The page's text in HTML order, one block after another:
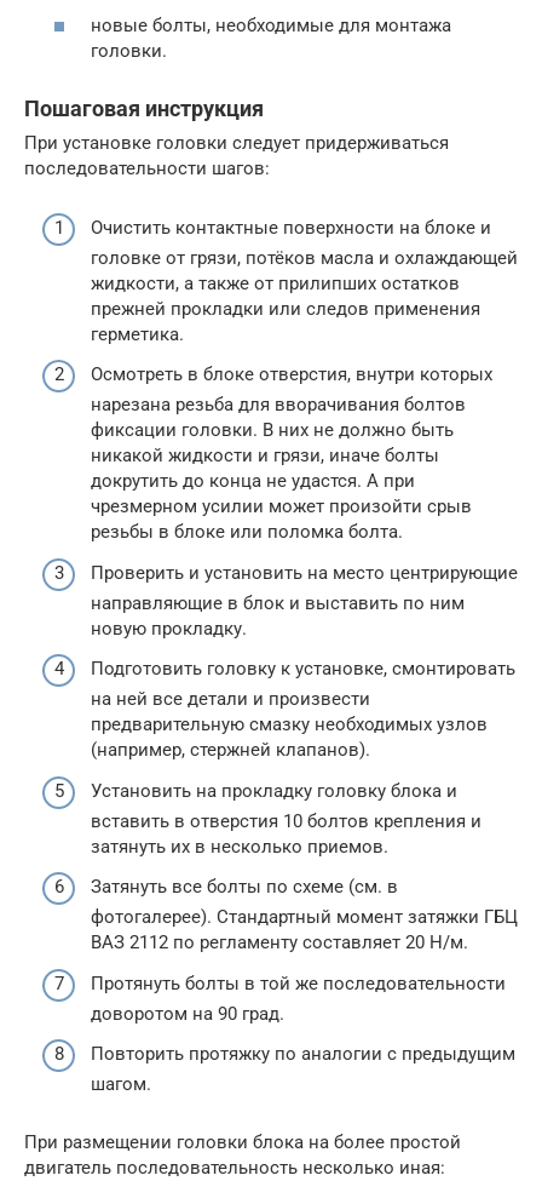
новые болты, необходимые для монтажа
головки.
Пошаговая инструкция
При установке головки следует придерживаться
последовательности шагов:
Очистить контактные поверхности на блоке и
головке от грязи, потёков масла и охлаждающей
жидкости, а также от прилипших остатков
прежней прокладки или следов применения
герметика.
Осмотреть в блоке отверстия, внутри которых
нарезана резьба для вворачивания болтов
фиксации головки. В них не должно быть
никакой жидкости и грязи, иначе болты
докрутить до конца не удастся. А при
чрезмерном усилии может произойти срыв
резьбы в блоке или поломка болта.
Проверить и установить на место центрирующие
направляющие в блок и выставить по ним
новую прокладку.
Подготовить головку к установке, смонтировать
на ней все детали и произвести
предварительную смазку необходимых узлов
(например, стержней клапанов).
Установить на прокладку головку блока и
вставить в отверстия 10 болтов крепления и
затянуть их в несколько приемов.
Затянуть все болты по схеме (см. в
фотогалерее). Стандартный момент затяжки ГБЦ
ВАЗ 2112 по регламенту составляет 20 Н/м.
Протянуть болты в той же последовательности
доворотом на 90 град.
Повторить протяжку по аналогии с предыдущим
шагом.
При размещении головки блока на более простой
двигатель последовательность несколько иная: